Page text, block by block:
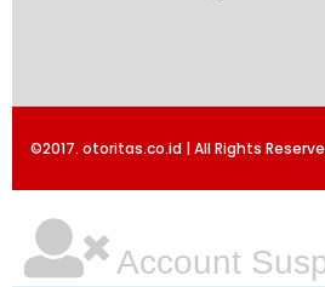
©2017. otoritas.co.id | All Rights
Account